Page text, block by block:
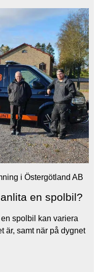
i Östergötland AB
en spolbil?
spolbil kan variera
är, samt när på dygnet